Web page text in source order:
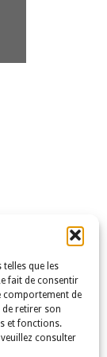
que les
fait de consentir
comportement de
de retirer son
et fonctions.
consulter